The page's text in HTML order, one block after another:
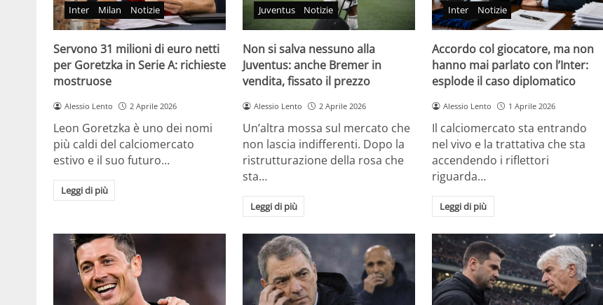
Inter Milan Notizie
Servono 31 milioni di euro netti
per Goretzka in Serie A: richieste
mostruose
Alessio Lento 2 Aprile 2026
Leon Goretzka è uno dei nomi
più caldi del calciomercato
estivo e il suo futuro…
Leggi di più
Juventus Notizie
Non si salva nessuno alla
Juventus: anche Bremer in
vendita, fissato il prezzo
Alessio Lento 2 Aprile 2026
Un’altra mossa sul mercato che
non lascia indifferenti. Dopo la
ristrutturazione della rosa che
sta…
Leggi di più
Inter Notizie
Accordo col giocatore, ma non
hanno mai parlato con l’Inter:
esplode il caso diplomatico
Alessio Lento 1 Aprile 2026
Il calciomercato sta entrando
nel vivo e la trattativa che sta
accendendo i riflettori
riguarda…
Leggi di più